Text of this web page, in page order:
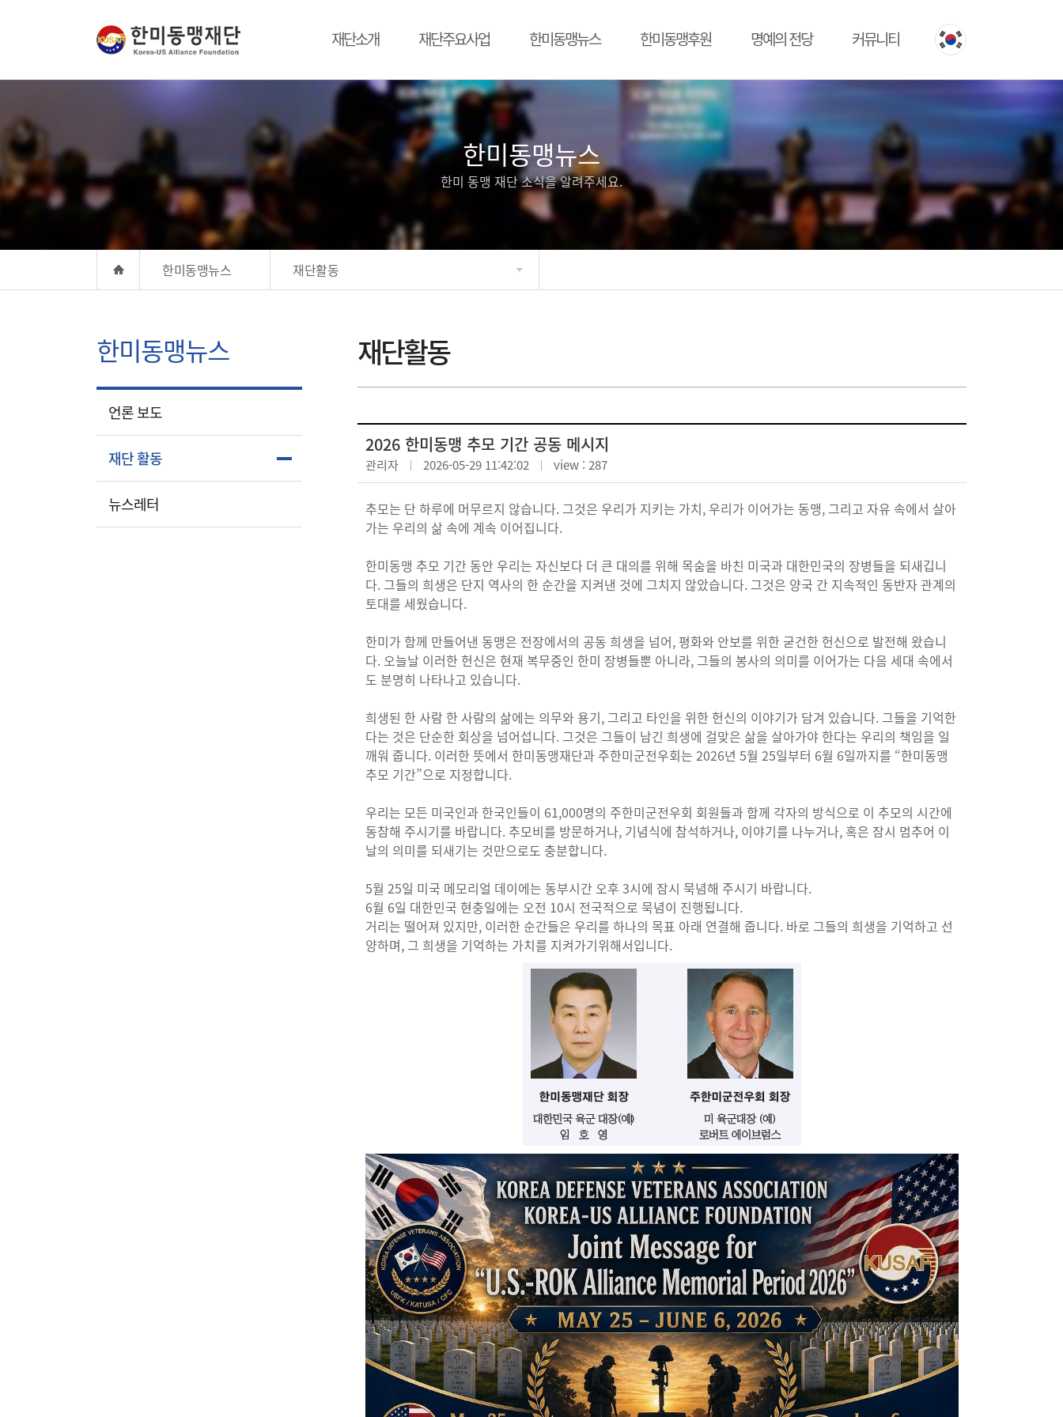
재단소개 재단주요사업 한미동맹뉴스 한미동맹후원 명예의 전당 커뮤니티
한미동맹뉴스
한미 동맹 재단 소식을 알려주세요.
한미동맹뉴스 재단활동
한미동맹뉴스
언론 보도
재단 활동
뉴스레터
재단활동
2026 한미동맹 추모 기간 공동 메시지
관리자 2026-05-29 11:42:02 view : 287
추모는 단 하루에 머무르지 않습니다. 그것은 우리가 지키는 가치, 우리가 이어가는 동맹, 그리고 자유 속에서 살아
가는 우리의 삶 속에 계속 이어집니다.
한미동맹 추모 기간 동안 우리는 자신보다 더 큰 대의를 위해 목숨을 바친 미국과 대한민국의 장병들을 되새깁니
다. 그들의 희생은 단지 역사의 한 순간을 지켜낸 것에 그치지 않았습니다. 그것은 양국 간 지속적인 동반자 관계의
토대를 세웠습니다.
한미가 함께 만들어낸 동맹은 전장에서의 공동 희생을 넘어, 평화와 안보를 위한 굳건한 헌신으로 발전해 왔습니
다. 오늘날 이러한 헌신은 현재 복무중인 한미 장병들뿐 아니라, 그들의 봉사의 의미를 이어가는 다음 세대 속에서
도 분명히 나타나고 있습니다.
희생된 한 사람 한 사람의 삶에는 의무와 용기, 그리고 타인을 위한 헌신의 이야기가 담겨 있습니다. 그들을 기억한
다는 것은 단순한 회상을 넘어섭니다. 그것은 그들이 남긴 희생에 걸맞은 삶을 살아가야 한다는 우리의 책임을 일
깨워 줍니다. 이러한 뜻에서 한미동맹재단과 주한미군전우회는 2026년 5월 25일부터 6월 6일까지를 “한미동맹
추모 기간”으로 지정합니다.
우리는 모든 미국인과 한국인들이 61,000명의 주한미군전우회 회원들과 함께 각자의 방식으로 이 추모의 시간에
동참해 주시기를 바랍니다. 추모비를 방문하거나, 기념식에 참석하거나, 이야기를 나누거나, 혹은 잠시 멈추어 이
날의 의미를 되새기는 것만으로도 충분합니다.
5월 25일 미국 메모리얼 데이에는 동부시간 오후 3시에 잠시 묵념해 주시기 바랍니다.
6월 6일 대한민국 현충일에는 오전 10시 전국적으로 묵념이 진행됩니다.
거리는 떨어져 있지만, 이러한 순간들은 우리를 하나의 목표 아래 연결해 줍니다. 바로 그들의 희생을 기억하고 선
양하며, 그 희생을 기억하는 가치를 지켜가기위해서입니다.